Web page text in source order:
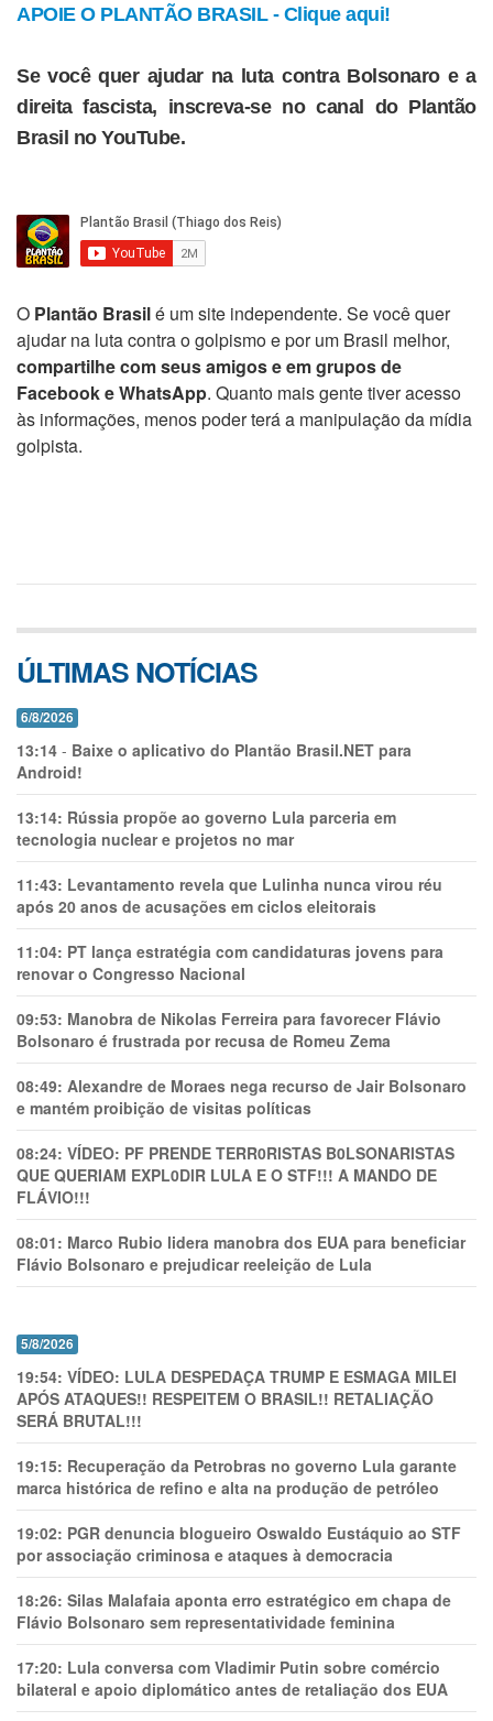
APOIE O PLANTÃO BRASIL - Clique aqui!
Se você quer ajudar na luta contra Bolsonaro e a
direita fascista, inscreva-se no canal do Plantão
Brasil no YouTube.
O Plantão Brasilé um site independente. Se você quer
ajudar na luta contra o golpismo e por um Brasil melhor,
compartilhe com seus amigos e em grupos de
Facebook e WhatsApp. Quanto mais gente tiver acesso
às informações, menos poder terá a manipulação da mídia
golpista.
ÚLTIMAS NOTÍCIAS
6/8/2026
13:14 - Baixe o aplicativo do Plantão Brasil.NET para
Android!
13:14: Rússia propõe ao governo Lula parceria em
tecnologia nuclear e projetos no mar
11:43: Levantamento revela que Lulinha nunca virou réu
após 20 anos de acusações em ciclos eleitorais
11:04: PT lança estratégia com candidaturas jovens para
renovar o Congresso Nacional
09:53: Manobra de Nikolas Ferreira para favorecer Flávio
Bolsonaro é frustrada por recusa de Romeu Zema
08:49: Alexandre de Moraes nega recurso de Jair Bolsonaro
e mantém proibição de visitas políticas
08:24: VÍDEO: PF PRENDE TERR0RlSTAS B0LSONARlSTAS
QUE QUERIAM EXPL0DlR LULA E O STF!!! A MANDO DE
FLÁVIO!!!
08:01: Marco Rubio lidera manobra dos EUA para beneficiar
Flávio Bolsonaro e prejudicar reeleição de Lula
5/8/2026
19:54: VÍDEO: LULA DESPEDAÇA TRUMP E ESMAGA MILEI
APÓS ATAQUES!! RESPEITEM O BRASIL!! RETALIAÇÃO
SERÁ BRUTAL!!!
19:15: Recuperação da Petrobras no governo Lula garante
marca histórica de refino e alta na produção de petróleo
19:02: PGR denuncia blogueiro Oswaldo Eustáquio ao STF
por associação criminosa e ataques à democracia
18:26: Silas Malafaia aponta erro estratégico em chapa de
Flávio Bolsonaro sem representatividade feminina
17:20: Lula conversa com Vladimir Putin sobre comércio
bilateral e apoio diplomático antes de retaliação dos EUA